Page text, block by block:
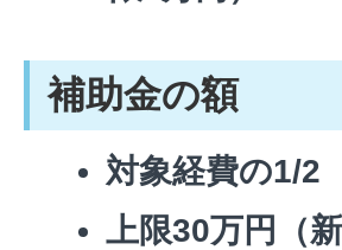
補助金の額
対象経費の1/2
上限30万円（